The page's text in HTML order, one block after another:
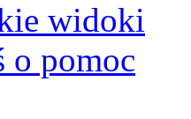
widoki
o pomoc